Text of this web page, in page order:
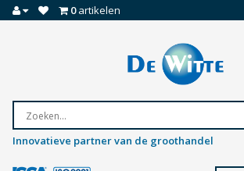
0artikelen
Innovatieve partner van de groothandel